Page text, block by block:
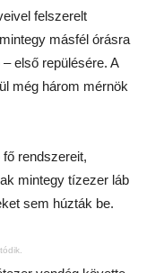
felszerelt
másfél órásra
első repülésére. A
még három mérnök
rendszereit,
mintegy tízezer láb
sem húzták be.